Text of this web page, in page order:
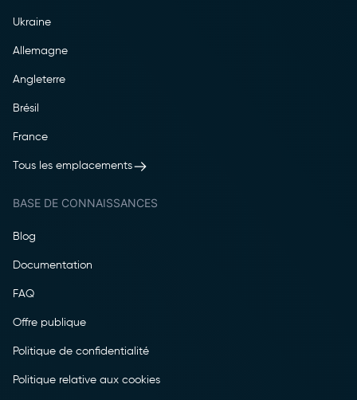
Ukraine
Allemagne
Angleterre
Brésil
France
Tous les emplacements
BASE DE CONNAISSANCES
Blog
Documentation
FAQ
Offre publique
Politique de confidentialité
Politique relative aux cookies